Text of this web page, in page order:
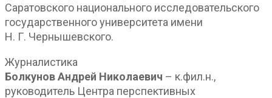
Саратовского национального исследовательского
государственного университета имени
Н. Г. Чернышевского.
Журналистика
Болкунов Андрей Николаевич – к.фил.н.,
руководитель Центра перспективных